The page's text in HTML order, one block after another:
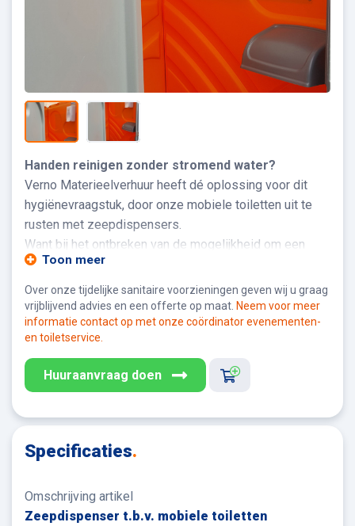
Handen reinigen zonder stromend water?
Verno Materieelverhuur heeft dé oplossing voor dit
hygiënevraagstuk, door onze mobiele toiletten uit te
rusten met zeepdispensers.
Want bij het ontbreken van de mogelijkheid om een
handwasunit te plaatsen en te gebruiken, of als
aanvulling daarop, bieden onze zeepdispensers
uitkomst.
Kies voor hygiëne en ontdek de
- Bacteriedodend
- Virusdodend
- Geen water nodig
- Zuinig in gebruik
- Eenvoudig te plaatsen
het waterleidingbedrijf
Toon meer
Over onze tijdelijke sanitaire voorzieningen geven wij u graag
vrijblijvend advies en een offerte op maat. Neem voor meer
informatie contact op met onze coördinator evenementen-
en toiletservice.
Huuraanvraag doen
Specificaties.
Omschrijving artikel
Zeepdispenser t.b.v. mobiele toiletten